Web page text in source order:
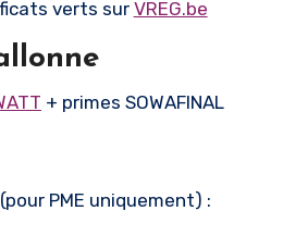
verts sur VREG.be
+ primes SOWAFINAL
(pour PME uniquement) :